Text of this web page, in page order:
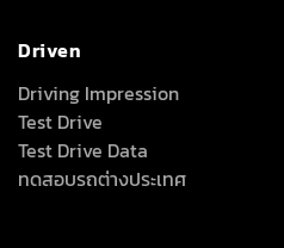
Driven
Driving Impression
Test Drive
Test Drive Data
ทดสอบรถต่างประเทศ